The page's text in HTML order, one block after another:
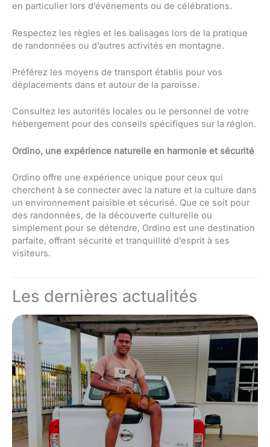
en particulier lors d’événements ou de célébrations.
Respectez les règles et les balisages lors de la pratique
de randonnées ou d’autres activités en montagne.
Préférez les moyens de transport établis pour vos
déplacements dans et autour de la paroisse.
Consultez les autorités locales ou le personnel de votre
hébergement pour des conseils spécifiques sur la région.
Ordino, une expérience naturelle en harmonie et sécurité
Ordino offre une expérience unique pour ceux qui
cherchent à se connecter avec la nature et la culture dans
un environnement paisible et sécurisé. Que ce soit pour
des randonnées, de la découverte culturelle ou
simplement pour se détendre, Ordino est une destination
parfaite, offrant sécurité et tranquillité d’esprit à ses
visiteurs.
Les dernières actualités